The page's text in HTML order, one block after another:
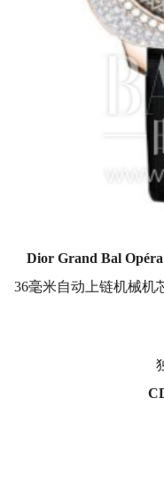
Dior Grand Bal Opéra
36毫米自动上链机械